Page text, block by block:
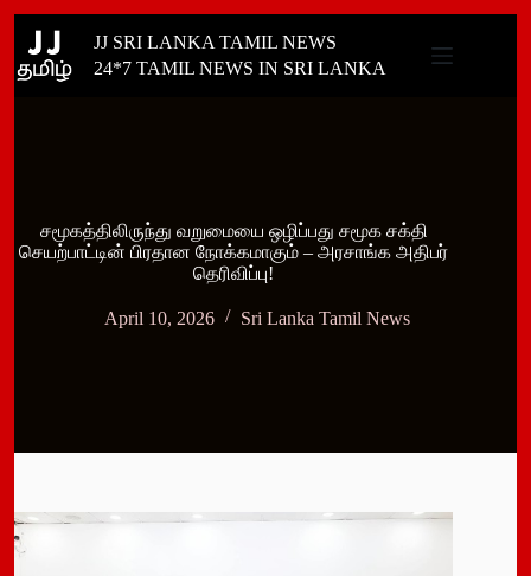
content
JJ SRI LANKA TAMIL NEWS
24*7 TAMIL NEWS IN SRI LANKA
சமூகத்திலிருந்து வறுமையை ஒழிப்பது சமூக சக்தி
செயற்பாட்டின் பிரதான நோக்கமாகும் – அரசாங்க அதிபர்
தெரிவிப்பு!
April 10, 2026 Sri Lanka Tamil News